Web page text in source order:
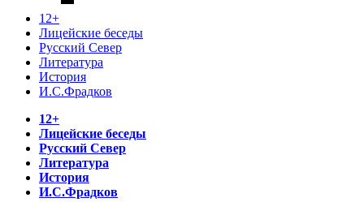
12+
Лицейские беседы
Русский Север
Литература
История
И.С.Фрадков
12+
Лицейские беседы
Русский Север
Литература
История
И.С.Фрадков